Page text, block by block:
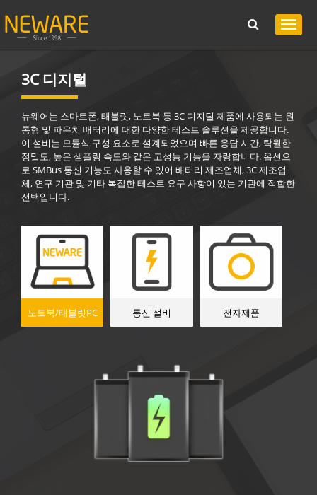
3C 디지털
뉴웨어는 스마트폰, 태블릿, 노트북 등 3C 디지털 제품에 사용되는 원
통형 및 파우치 배터리에 대한 다양한 테스트 솔루션을 제공합니다.
이 설비는 모듈식 구성 요소로 설계되었으며 빠른 응답 시간, 탁월한
정밀도, 높은 샘플링 속도와 같은 고성능 기능을 자랑합니다. 옵션으
로 SMBus 통신 기능도 사용할 수 있어 배터리 제조업체, 3C 제조업
체, 연구 기관 및 기타 복잡한 테스트 요구 사항이 있는 기관에 적합한
선택입니다.
노트북/태블릿PC 통신 설비 전자제품